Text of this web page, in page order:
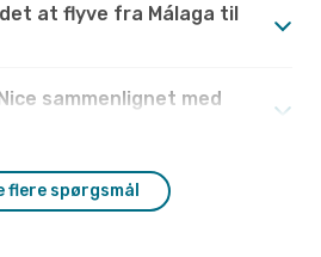
at flyve fra Málaga til
sammenlignet med
flere spørgsmål